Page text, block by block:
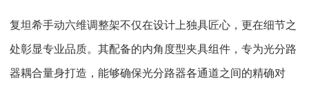
复坦希手动六维调整架不仅在设计上独具匠心，更在细节之
处彰显专业品质。其配备的内角度型夹具组件，专为光分路
器耦合量身打造，能够确保光分路器各通道之间的精确对